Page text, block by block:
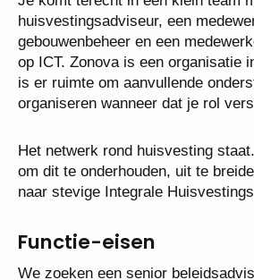
Je komt terecht in een klein team
huisvestingsadviseur, een
gebouwenbeheer en een
op ICT. Zonova is een organisatie
dus is er ruimte om aanvullende
Het netwerk rond huisvesting
om dit te onderhouden, uit te
Functie-eisen